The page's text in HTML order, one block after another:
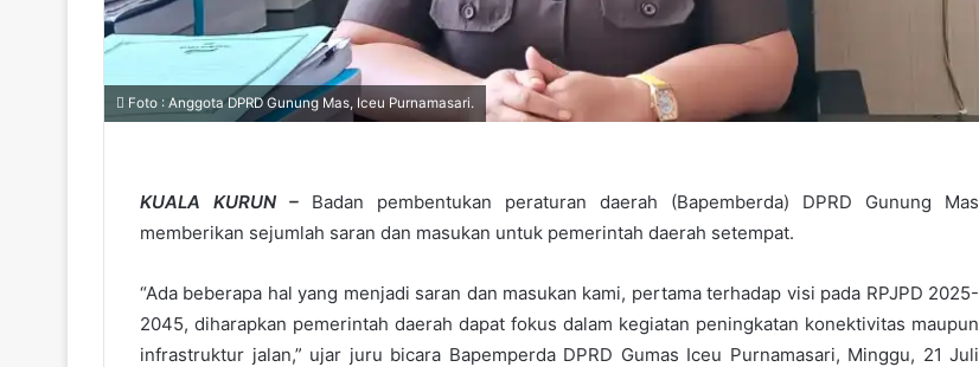
Foto : Anggota DPRD Gunung Mas, Iceu Purnamasari.
KUALA KURUN –
Badan pembentukan peraturan daerah (Bapemberda) DPRD Gunung Mas
memberikan sejumlah saran dan masukan untuk pemerintah daerah setempat.
“Ada beberapa hal yang menjadi saran dan masukan kami, pertama terhadap visi pada RPJPD 2025-
2045, diharapkan pemerintah daerah dapat fokus dalam kegiatan peningkatan konektivitas maupun
infrastruktur jalan,” ujar juru bicara Bapemperda DPRD Gumas Iceu Purnamasari, Minggu, 21 Juli